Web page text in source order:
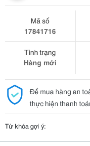
Mã số
17841716
Tình trạng
Hàng mới
Để mua hàng an
thực hiện thanh
Từ khóa gợi ý: